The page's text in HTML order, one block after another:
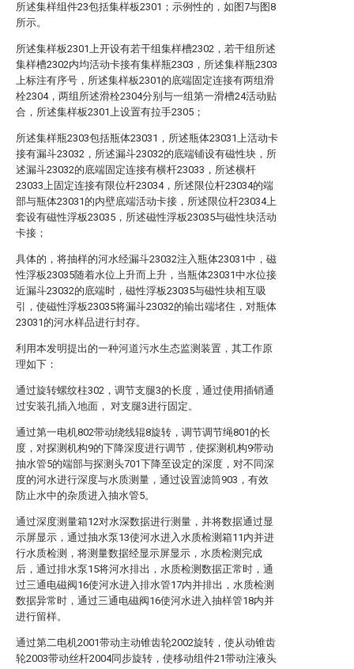
所述集样组件23包括集样板2301；示例性的，如图7与图8
所示。
所述集样板2301上开设有若干组集样槽2302，若干组所述
集样槽2302内均活动卡接有集样瓶2303，所述集样瓶2303
上标注有序号，所述集样板2301的底端固定连接有两组滑
栓2304，两组所述滑栓2304分别与一组第一滑槽24活动贴
合，所述集样板2301上设置有拉手2305；
所述集样瓶2303包括瓶体23031，所述瓶体23031上活动卡
接有漏斗23032，所述漏斗23032的底端铺设有磁性块，所
述漏斗23032的底端固定连接有横杆23033，所述横杆
23033上固定连接有限位杆23034，所述限位杆23034的端
部与瓶体23031的内壁底端活动卡接，所述限位杆23034上
套设有磁性浮板23035，所述磁性浮板23035与磁性块活动
卡接；
具体的，将抽样的河水经漏斗23032注入瓶体23031中，磁
性浮板23035随着水位上升而上升，当瓶体23031中水位接
近漏斗23032的底端时，磁性浮板23035与磁性块相互吸
引，使磁性浮板23035将漏斗23032的输出端堵住，对瓶体
23031的河水样品进行封存。
利用本发明提出的一种河道污水生态监测装置，其工作原
理如下：
通过旋转螺纹柱302，调节支腿3的长度，通过使用插销通
过安装孔插入地面， 对支腿3进行固定。
通过第一电机802带动绕线辊8旋转，调节调节绳801的长
度，对探测机构9的下降深度进行调节，使探测机构9带动
抽水管5的端部与探测头701下降至设定的深度，对不同深
度的河水进行深度与水质测量，通过设置滤筒903，有效
防止水中的杂质进入抽水管5。
通过深度测量箱12对水深数据进行测量，并将数据通过显
示屏显示，通过抽水泵13使河水进入水质检测箱11内并进
行水质检测，将测量数据经显示屏显示，水质检测完成
后，通过排水泵15将河水排出，水质检测数据正常时，通
过三通电磁阀16使河水进入排水管17内并排出，水质检测
数据异常时，通过三通电磁阀16使河水进入抽样管18内并
进行留样。
通过第二电机2001带动主动锥齿轮2002旋转，使从动锥齿
轮2003带动丝杆2004同步旋转，使移动组件21带动注液头